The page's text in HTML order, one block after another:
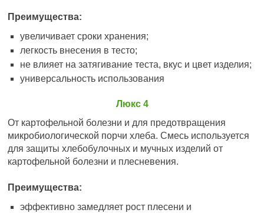
Преимущества:
увеличивает сроки хранения;
легкость внесения в тесто;
не влияет на затягивание теста, вкус и цвет изделия;
универсальность использования
Люкс 4
От картофельной болезни и для предотвращения
микробиологической порчи хлеба. Смесь используется
для защиты хлебобулочных и мучных изделий от
картофельной болезни и плесневения.
Преимущества:
эффективно замедляет рост плесени и